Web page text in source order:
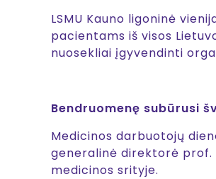
LSMU Kauno ligoninė
pacientams iš visos
nuosekliai įgyvendinti
Bendruomenę subūrusi
Medicinos darbuotojų
generalinė direktorė prof.
medicinos srityje.